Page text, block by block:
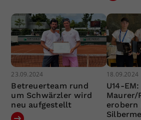
23.09.2024
Betreuerteam rund
um Schwärzler wird
neu aufgestellt
18.09.2024
U14-
Maurer/
erobern